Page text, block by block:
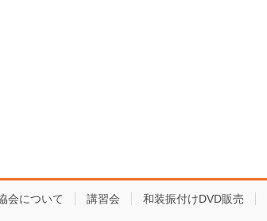
会について 講習会 和装振付けDVD販売